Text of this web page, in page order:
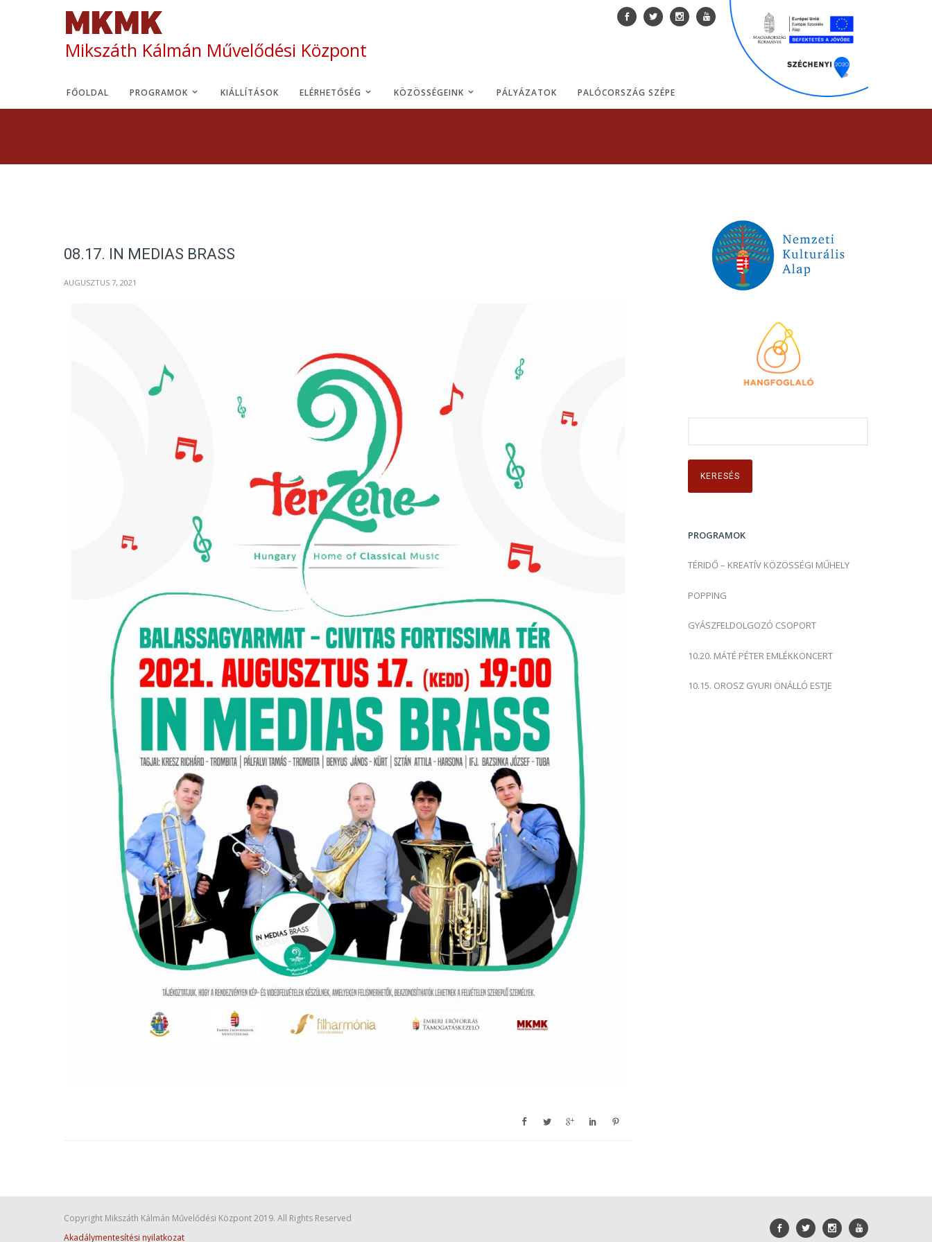
Mikszáth Kálmán Művelődési Központ
FŐOLDAL PROGRAMOK KIÁLLÍTÁSOK ELÉRHETŐSÉG KÖZÖSSÉGEINK PÁLYÁZATOK PALÓCORSZÁG SZÉPE
08.17. IN MEDIAS BRASS
AUGUSZTUS 7, 2021
r
s
:PROGRAMOK
TÉRIDŐ – KREATÍV KÖZÖSSÉGI MŰHELY
POPPING
GYÁSZFELDOLGOZÓ CSOPORT
10.20. MÁTÉ PÉTER EMLÉKKONCERT
10.15. OROSZ GYURI ÖNÁLLÓ ESTJE
Copyright Mikszáth Kálmán Művelődési Központ 2019. All Rights Reserved
Akadálymentesítési nyilatkozat